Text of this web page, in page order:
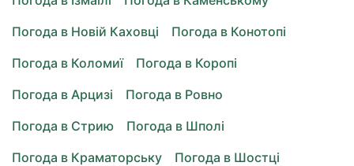
Погода в Новій Каховці
Погода в Конотопі
Погода в Коломиї
Погода в Коропі
Погода в Арцизі
Погода в Ровно
Погода в Стрию
Погода в Шполі
Погода в Краматорську
Погода в Шостці